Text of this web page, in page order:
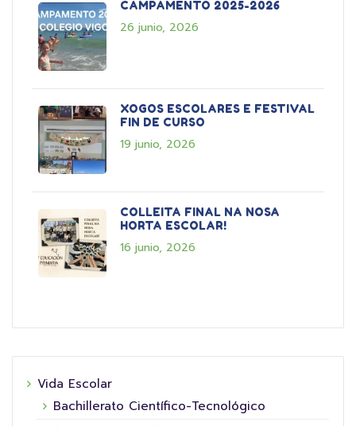
CAMPAMENTO 2025-2026
26 junio, 2026
XOGOS ESCOLARES E FESTIVAL
FIN DE CURSO
19 junio, 2026
COLLEITA FINAL NA NOSA
HORTA ESCOLAR!
16 junio, 2026
Vida Escolar
Bachillerato Científico-Tecnológico